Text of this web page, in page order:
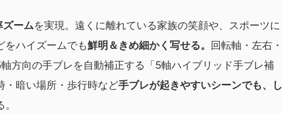
ームを実現。遠くに離れている家族の笑顔や、スポーツに
をハイズームでも鮮明＆きめ細かく写せる。 回転軸・左右・
方向の手ブレを自動補正する「5軸ハイブリッド手ブレ補
・暗い場所・歩行時など手ブレが起きやすいシーンでも、し